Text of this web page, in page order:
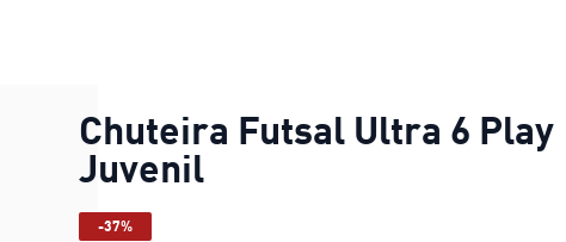
Chuteira Futsal Ultra 6 Play
Juvenil
-37%